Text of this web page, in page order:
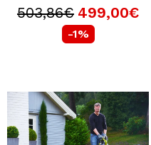
standard del settore, per
di qualità in termini di
assicurato la posizione di
quanto abbiamo creato
raffreddarsi; e intelligenti,
503,86€ 499,00€
-1%